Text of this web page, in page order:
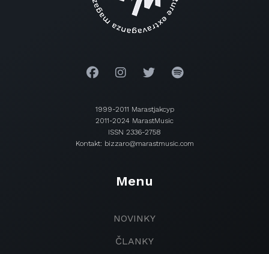
1999-2011 Marastjakcyp
2011-2024 MarastMusic
ISSN 2336-2758
Kontakt: bizzaro@marastmusic.com
Menu
NOVINKY
ČLANKY